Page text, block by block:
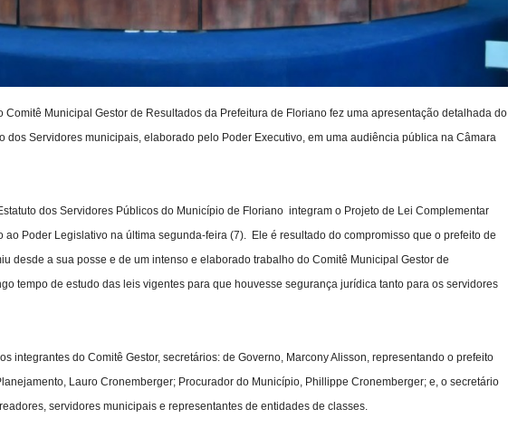
Comitê Municipal Gestor de Resultados da Prefeitura de Floriano fez uma apresentação detalhada do
dos Servidores municipais, elaborado pelo Poder Executivo, em uma audiência pública na Câmara
dos Servidores Públicos do Município de Floriano integram o Projeto de Lei Complementar
ao Poder Legislativo na última segunda-feira (7). Ele é resultado do compromisso que o prefeito de
desde a sua posse e de um intenso e elaborado trabalho do Comitê Municipal Gestor de
tempo de estudo das leis vigentes para que houvesse segurança jurídica tanto para os servidores
integrantes do Comitê Gestor, secretários: de Governo, Marcony Alisson, representando o prefeito
Lauro Cronemberger; Procurador do Município, Phillippe Cronemberger; e, o secretário
servidores municipais e representantes de entidades de classes.